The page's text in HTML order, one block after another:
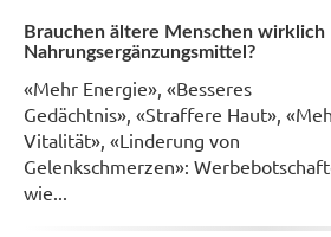
Brauchen ältere Menschen wirklich
Nahrungsergänzungsmittel?
«Mehr Energie», «Besseres
Gedächtnis», «Straffere Haut»,
Vitalität», «Linderung von
Gelenkschmerzen»:
wie...